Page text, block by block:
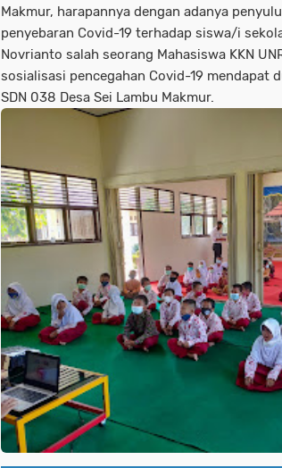
Makmur, harapannya dengan adanya
penyebaran Covid-19 terhadap siswa/i
Novrianto salah seorang Mahasiswa KKN
sosialisasi pencegahan Covid-19 mendapat
SDN 038 Desa Sei Lambu Makmur.